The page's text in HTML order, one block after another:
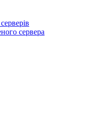
сервера